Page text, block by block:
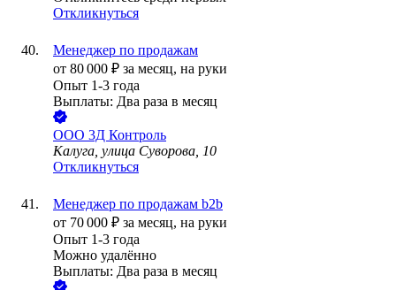
Откликнуться
Менеджер по продажам
от 80 000 ₽ за месяц, на руки
Опыт 1-3 года
Выплаты: Два раза в месяц
ООО 3Д Контроль
Калуга, улица Суворова, 10
Откликнуться
Менеджер по продажам b2b
от 70 000 ₽ за месяц, на руки
Опыт 1-3 года
Можно удалённо
Выплаты: Два раза в месяц